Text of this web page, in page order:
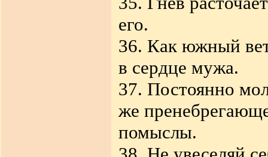
его.
36. Как южный
в сердце мужа.
37. Постоянно
же
помыслы.